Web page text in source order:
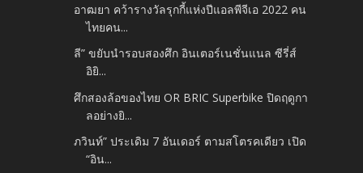
อาฒยา คว้ารางวัลรุกกี้แห่งปีแอลพีจีเอ 2022 คน
ไทยคน...
ลี” ขยับนำรอบสองศึก อินเตอร์เนชั่นแนล ซีรี่ส์
อิยิ...
ศึกสองล้อของไทย OR BRIC Superbike ปิดฤดูกา
ลอย่างยิ...
ภวินท์” ประเดิม 7 อันเดอร์ ตามสโตรคเดียว เปิด
“อิน...